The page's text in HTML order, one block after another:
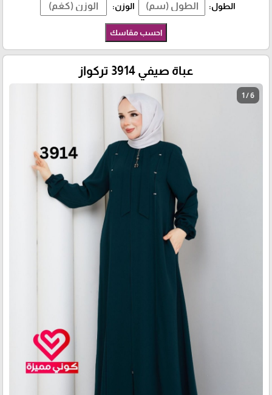
الطول: الوزن:
احسب مقاسك
عباة صيفي 3914 تركواز
1 / 6